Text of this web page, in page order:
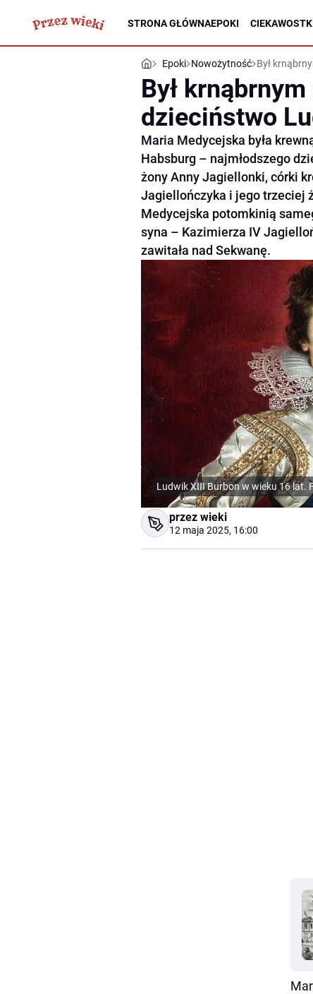
STRONA GŁÓWNAEPOKI
Epoki Nowożytność Był
Był
dzieciństwo
Maria Medycejska była
Habsburg – najmłodszego
żony Anny Jagiellonki, córki
Jagiellończyka i jego trzeciej
Medycejska potomkinią
syna – Kazimierza IV
zawitała nad Sekwanę.
Ludwik XIII Burbon w wieku 16 lat.
przez wieki
12 maja 2025, 16:00